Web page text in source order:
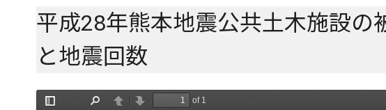
平成28年熊本地震公共土木施設の
と地震回数